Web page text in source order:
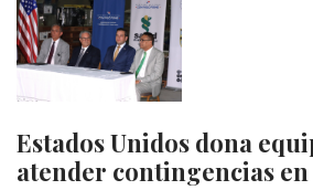
Estados Unidos dona
atender contingencias en